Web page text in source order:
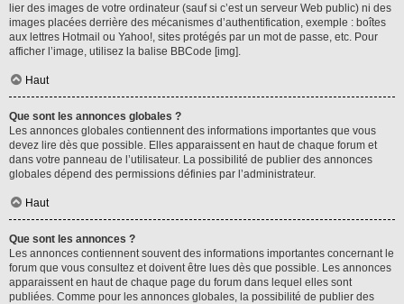
lier des images de votre ordinateur (sauf si c’est un serveur Web public) ni des
images placées derrière des mécanismes d’authentification, exemple : boîtes
aux lettres Hotmail ou Yahoo!, sites protégés par un mot de passe, etc. Pour
afficher l’image, utilisez la balise BBCode [img].
Haut
Que sont les annonces globales ?
Les annonces globales contiennent des informations importantes que vous
devez lire dès que possible. Elles apparaissent en haut de chaque forum et
dans votre panneau de l’utilisateur. La possibilité de publier des annonces
globales dépend des permissions définies par l’administrateur.
Haut
Que sont les annonces ?
Les annonces contiennent souvent des informations importantes concernant le
forum que vous consultez et doivent être lues dès que possible. Les annonces
apparaissent en haut de chaque page du forum dans lequel elles sont
publiées. Comme pour les annonces globales, la possibilité de publier des